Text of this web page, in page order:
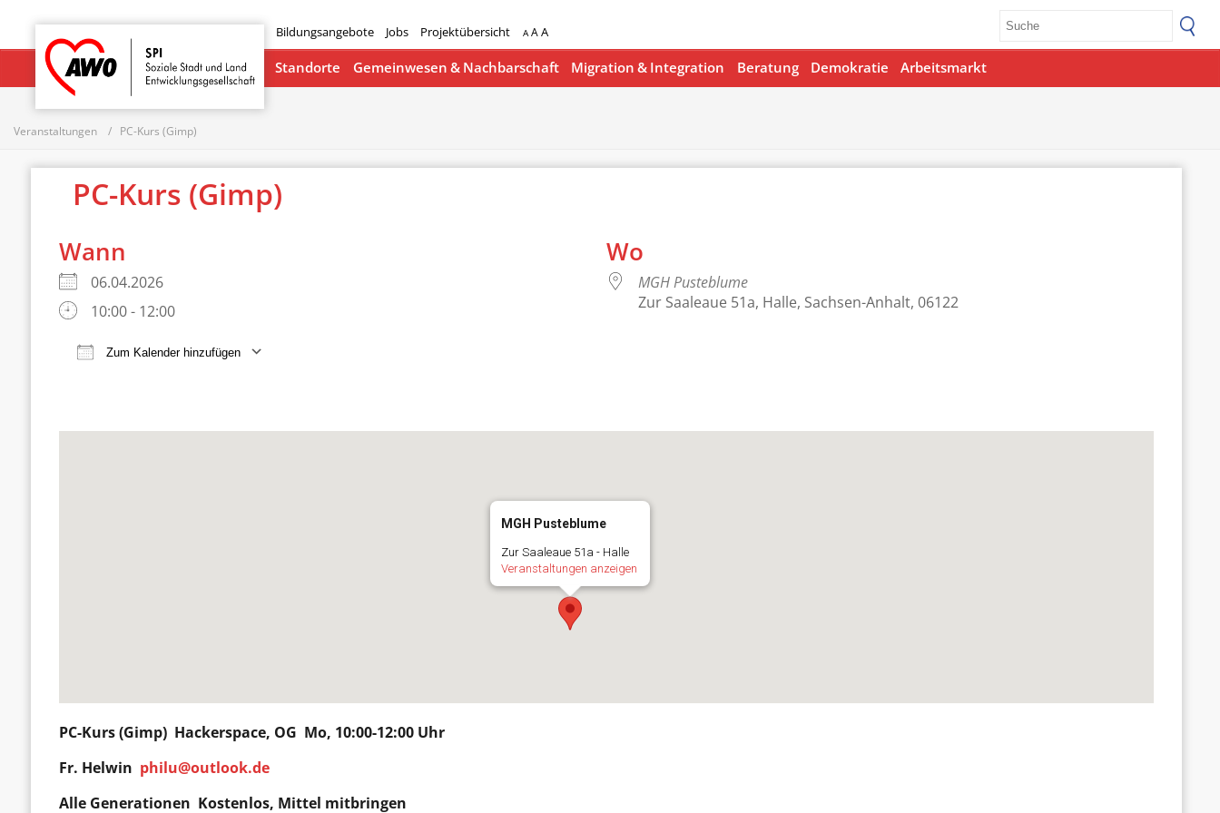
Bildungsangebote Jobs Projektübersicht A AA
Startseite
Standorte Gemeinwesen & Nachbarschaft Migration & Integration Beratung Demokratie Arbeitsmarkt
Veranstaltungen PC-Kurs (Gimp)
PC-Kurs (Gimp)
Wann
06.04.2026
10:00 - 12:00
Zum Kalender hinzufügen
Wo
MGH Pusteblume
Zur Saaleaue 51a, Halle, Sachsen-Anhalt, 06122
MGH Pusteblume
Zur Saaleaue 51a - Halle
Veranstaltungen anzeigen
PC-Kurs (Gimp) Hackerspace, OG Mo, 10:00-12:00 Uhr
Fr. Helwin philu@outlook.de
Alle Generationen Kostenlos, Mittel mitbringen